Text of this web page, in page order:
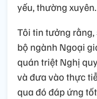
yếu, thường xuyên.
Tôi tin tưởng
bộ ngành Ngoại
quán triệt Nghị
và đưa vào thực
qua đó đáp ứng